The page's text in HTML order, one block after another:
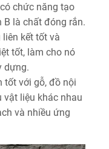
chức năng tạo
B là chất đóng rắn.
kết tốt và
tốt, làm cho nó
dựng.
tốt với gỗ, đồ nội
vật liệu khác nhau
và nhiều ứng